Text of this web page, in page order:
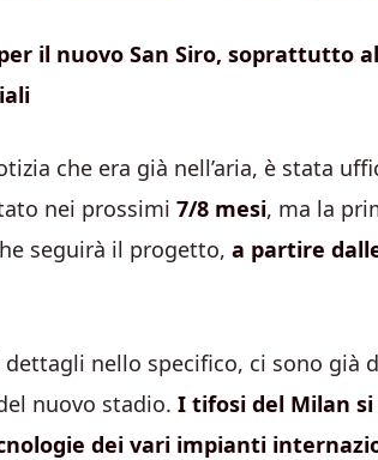
il nuovo San Siro, soprattutto
che era già nell’aria, è stata
nei prossimi 7/8 mesi, ma la
seguirà il progetto, a partire
nello specifico, ci sono già
nuovo stadio. I tifosi del Milan
dei vari impianti